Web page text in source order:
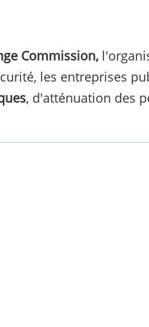
Commission,
les entreprises
, d'atténuation des